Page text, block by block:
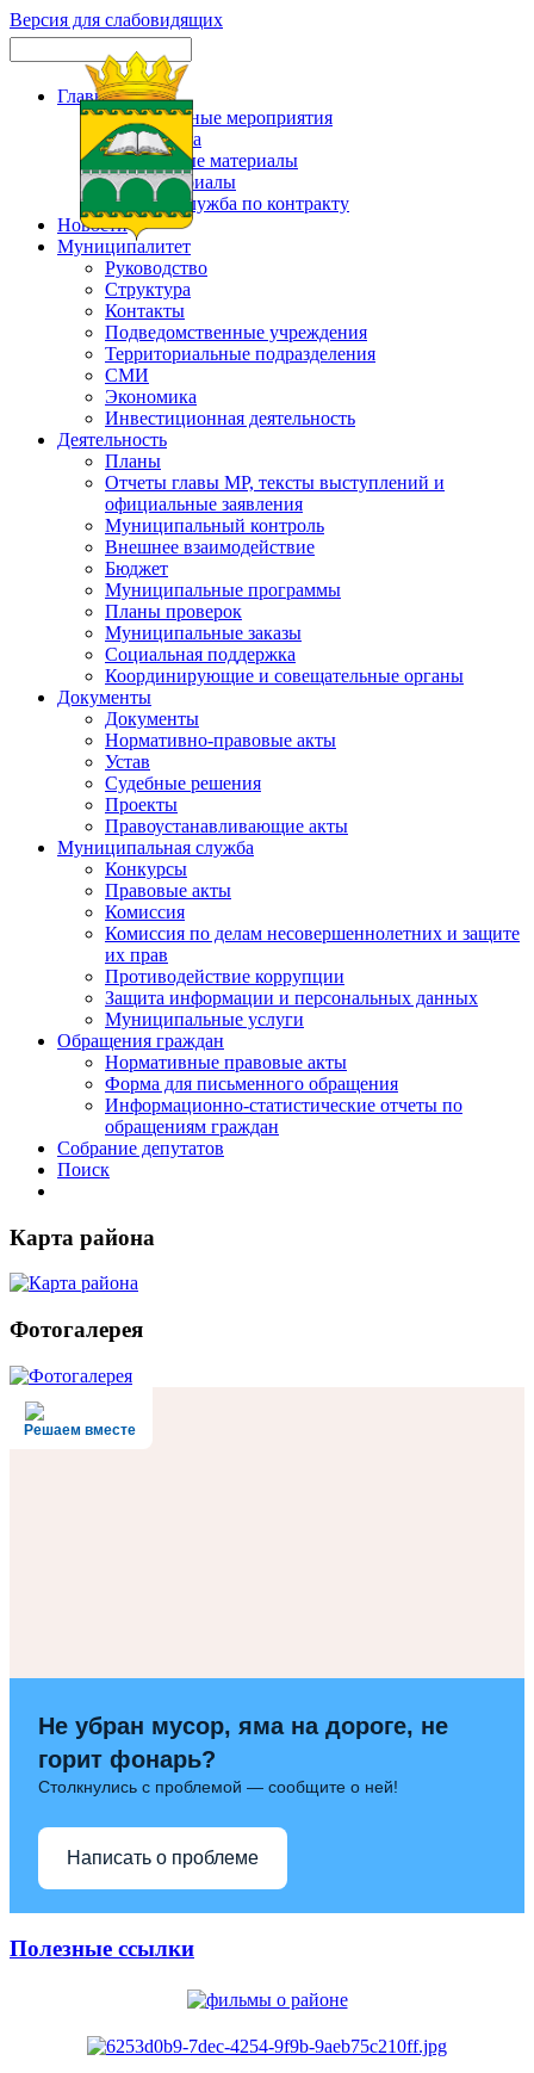
Версия для слабовидящих
Главная
Официальные мероприятия
Карта сайта
Актуальные материалы
Фотоматериалы
Военная служба по контракту
Новости
Муниципалитет
Руководство
Структура
Контакты
Подведомственные учреждения
Территориальные подразделения
СМИ
Экономика
Инвестиционная деятельность
Деятельность
Планы
Отчеты главы МР, тексты выступлений и
официальные заявления
Муниципальный контроль
Внешнее взаимодействие
Бюджет
Муниципальные программы
Планы проверок
Муниципальные заказы
Социальная поддержка
Координирующие и совещательные органы
Документы
Документы
Нормативно-правовые акты
Устав
Судебные решения
Проекты
Правоустанавливающие акты
Муниципальная служба
Конкурсы
Правовые акты
Комиссия
Комиссия по делам несовершеннолетних и защите
их прав
Противодействие коррупции
Защита информации и персональных данных
Муниципальные услуги
Обращения граждан
Нормативные правовые акты
Форма для письменного обращения
Информационно-статистические отчеты по
обращениям граждан
Собрание депутатов
Поиск
Карта района
Фотогалерея
Решаем вместе
Не убран мусор, яма на дороге, не
горит фонарь?
Столкнулись с проблемой — сообщите о ней!
Написать о проблеме
Полезные ссылки